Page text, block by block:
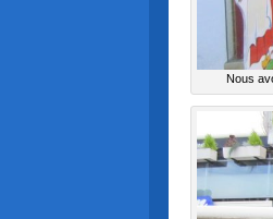
Nous